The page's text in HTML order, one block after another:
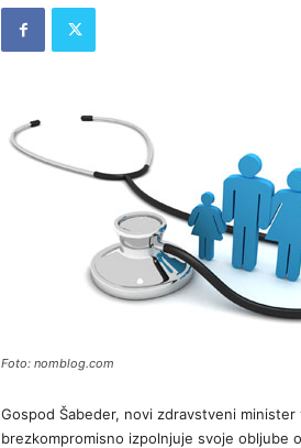
Foto: nomblog.com
Gospod Šabeder, novi zdravstveni
brezkompromisno izpolnjuje svoje obljube